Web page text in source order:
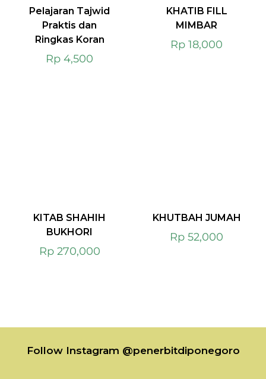
Pelajaran Tajwid
Praktis dan
Ringkas Koran
Rp 4,500
KHATIB FILL
MIMBAR
Rp 18,000
KITAB SHAHIH
BUKHORI
Rp270,000
KHUTBAH JUMAH
Rp 52,000
Follow Instagram @penerbitdiponegoro